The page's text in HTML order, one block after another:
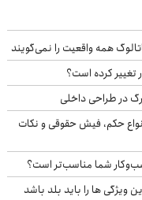
همه واقعیت را نمی‌گویند
در طراحی داخلی
حکم، فیش حقوقی و نکات
شما مناسب‌تر است؟
ویژگی ها را باید بلد باشد